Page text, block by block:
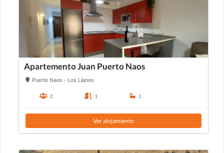
Apartemento Juan Puerto Naos
Puerto Naos - Los Llanos
2 1 1
Ver alojamiento